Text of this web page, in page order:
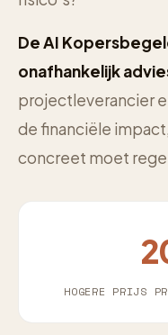
De AI
onafhankelijk
projectleverancier
de financiële
concreet moet
HOGERE PRIJS